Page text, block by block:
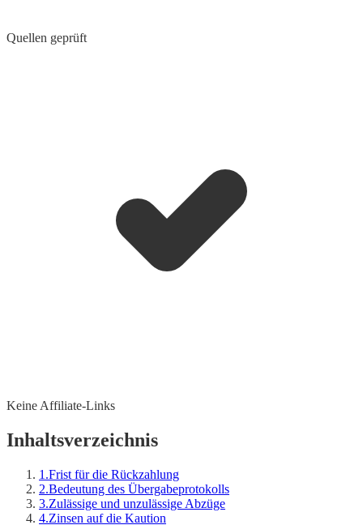
Quellen geprüft
Keine Affiliate-Links
Inhaltsverzeichnis
1 .Frist für die Rückzahlung
2.Bedeutung des Übergabeprotokolls
3.Zulässige und unzulässige Abzüge
4.Zinsen auf die Kaution